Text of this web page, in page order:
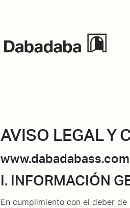
AVISO LEGAL Y
www.dabadabass.com
I. INFORMACIÓN
En cumplimiento con el deber